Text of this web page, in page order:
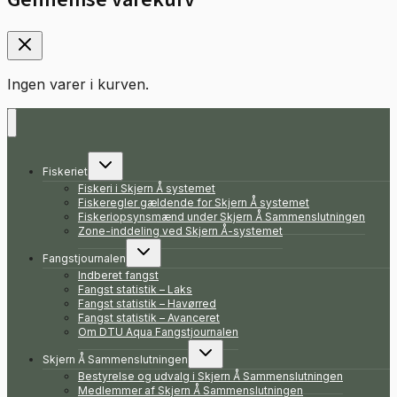
Ingen varer i kurven.
Fiskeriet
Skift
Fiskeri i Skjern Å systemet
Fiskeregler gældende for Skjern Å systemet
Fiskeriopsynsmænd under Skjern Å Sammenslutningen
Zone-inddeling ved Skjern Å-systemet
Fangstjournalen
Skift
Indberet fangst
Fangst statistik – Laks
Fangst statistik – Havørred
Fangst statistik – Avanceret
Om DTU Aqua Fangstjournalen
Skjern Å Sammenslutningen
Skift
Bestyrelse og udvalg i Skjern Å Sammenslutningen
Medlemmer af Skjern Å Sammenslutningen